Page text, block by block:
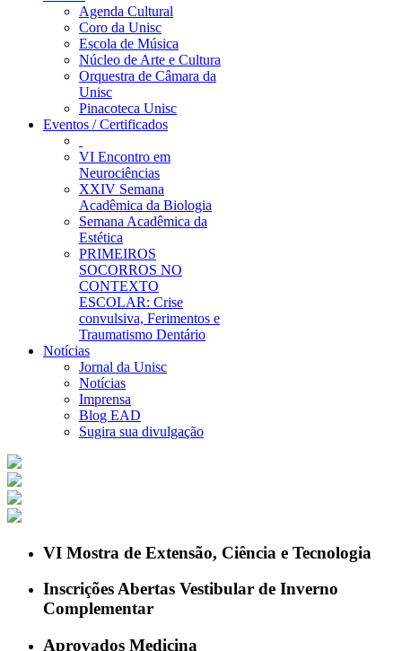
Agenda Cultural
Coro da Unisc
Escola de Música
Núcleo de Arte e Cultura
Orquestra de Câmara da
Unisc
Pinacoteca Unisc
Eventos / Certificados
VI Encontro em
Neurociências
XXIV Semana
Acadêmica da Biologia
Semana Acadêmica da
Estética
PRIMEIROS
SOCORROS NO
CONTEXTO
ESCOLAR: Crise
convulsiva, Ferimentos e
Traumatismo Dentário
Notícias
Jornal da Unisc
Notícias
Imprensa
Blog EAD
Sugira sua divulgação
VI Mostra de Extensão, Ciência e Tecnologia
Inscrições Abertas Vestibular de Inverno
Complementar
Aprovados Medicina